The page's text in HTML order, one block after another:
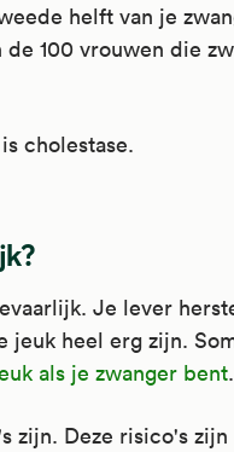
helft van je
100 vrouwen die
cholestase.
Je lever
jeuk heel erg zijn.
als je zwanger bent.
zijn. Deze risico's zijn